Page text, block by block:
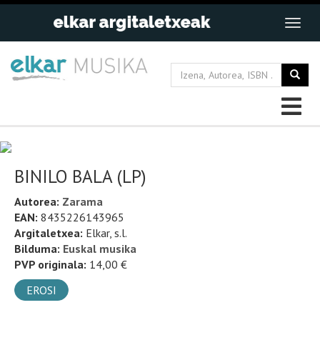
BINILO BALA (LP)
Autorea: Zarama
EAN: 8435226143965
Argitaletxea: Elkar, s.l.
Bilduma: Euskal musika
PVP originala: 14,00 €
EROSI